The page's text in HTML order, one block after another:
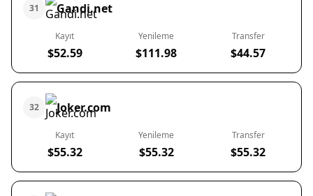
31 Gandi.net
Kayıt
$52.59
Yenileme
$111.98
Transfer
$44.57
32 Joker.com
Kayıt
$55.32
Yenileme
$55.32
Transfer
$55.32